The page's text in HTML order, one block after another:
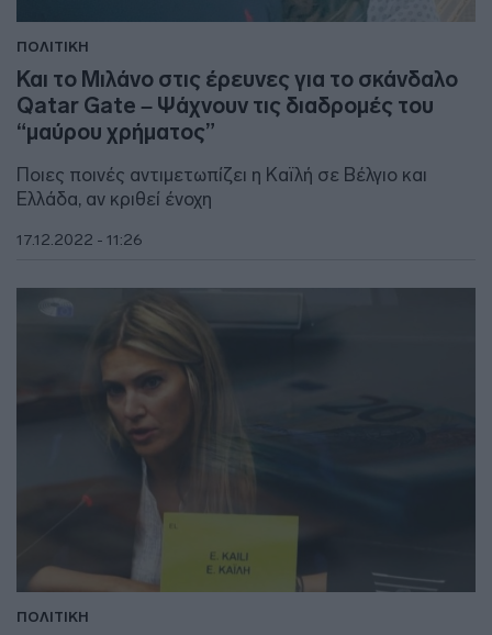
ΠΟΛΙΤΙΚΗ
Και το Μιλάνο στις έρευνες για το σκάνδαλο
Qatar Gate – Ψάχνουν τις διαδρομές του
“μαύρου χρήματος”
Ποιες ποινές αντιμετωπίζει η Καϊλή σε Βέλγιο και
Ελλάδα, αν κριθεί ένοχη
17.12.2022 - 11:26
ΠΟΛΙΤΙΚΗ